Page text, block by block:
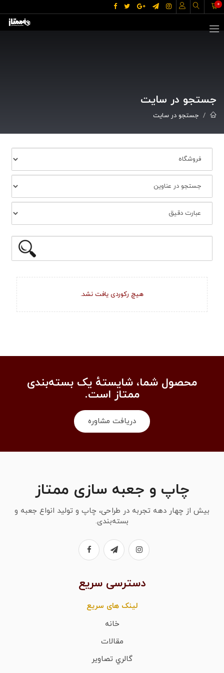
0
جستجو در سایت
جستجو در سایت
هیچ رکوردی یافت نشد.
محصول شما، شایستهٔ یک بسته‌بندی
ممتاز است.
دریافت مشاوره
چاپ و جعبه سازی ممتاز
بیش از چهار دهه تجربه در طراحی، چاپ و تولید انواع جعبه و
بسته‌بندی.
دسترسی سریع
لینک های سریع
خانه
مقالات
گالري تصاوير